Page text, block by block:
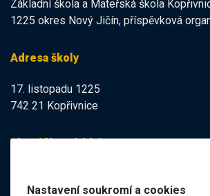
Základní škola a Mateřská škola
1225 okres Nový Jičín, příspěvková
Adresa školy
17. listopadu 1225
742 21 Kopřivnice
Identifikační údaje
IČO:47998121
Nastavení soukromí a cookies